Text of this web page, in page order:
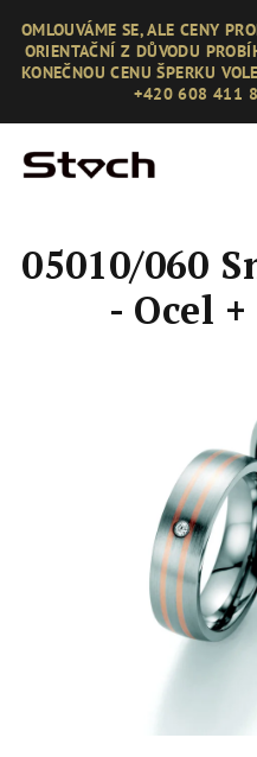
obsah
OMLOUVÁME SE, ALE CENY
ORIENTAČNÍ Z DŮVODU
KONEČNOU CENU ŠPERKU
+420 608 411
05010/060
- Ocel